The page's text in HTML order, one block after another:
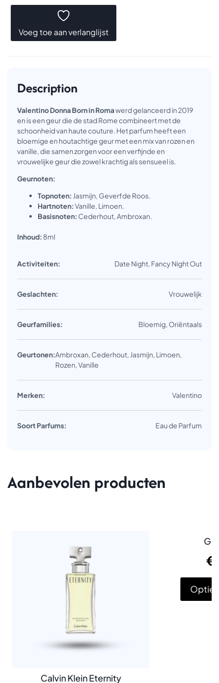
Voeg toe aan verlanglijst
Description
Valentino Donna Born in Romawerd gelanceerd in 2019
en is een geur die de stad Rome combineert met de
schoonheid van haute couture. Het parfum heeft een
bloemige en houtachtige geur met een mix van rozen en
vanille, die samen zorgen voor een verfijnde en
vrouwelijke geur die zowel krachtig als sensueel is.
Geurnoten:
Topnoten: Jasmijn, Geverfde Roos.
Hartnoten:Vanille, Limoen.
Basisnoten: Cederhout, Ambroxan.
Inhoud: 8ml
Activiteiten: Date Night, Fancy Night Out
Geslachten: Vrouwelijk
Geurfamilies: Bloemig, Oriëntaals
Geurtonen:Ambroxan, Cederhout, Jasmijn, Limoen,
Rozen, Vanille
Merken: Valentino
Soort Parfums: Eau de Parfum
Aanbevolen producten
Calvin Klein Eternity
€